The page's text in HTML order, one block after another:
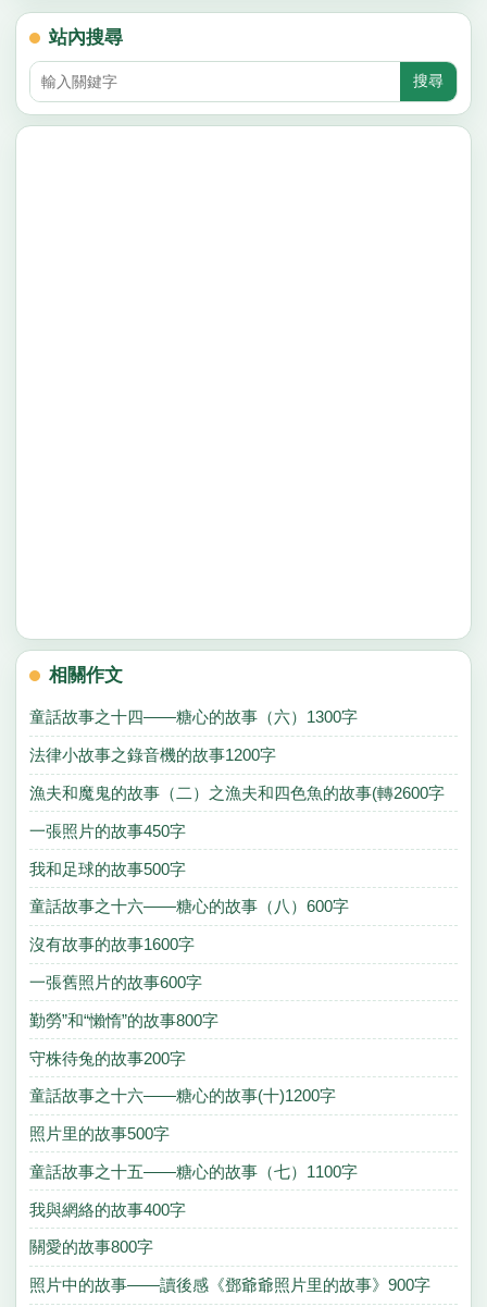
站內搜尋
相關作文
童話故事之十四——糖心的故事（六）1300字
法律小故事之錄音機的故事1200字
漁夫和魔鬼的故事（二）之漁夫和四色魚的故事(轉2600字
一張照片的故事450字
我和足球的故事500字
童話故事之十六——糖心的故事（八）600字
沒有故事的故事1600字
一張舊照片的故事600字
勤勞”和“懶惰”的故事800字
守株待兔的故事200字
童話故事之十六——糖心的故事(十)1200字
照片里的故事500字
童話故事之十五——糖心的故事（七）1100字
我與網絡的故事400字
關愛的故事800字
照片中的故事——讀後感《鄧爺爺照片里的故事》900字